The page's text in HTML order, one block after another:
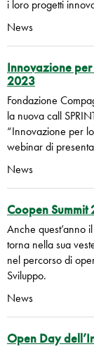
i loro progetti
News
Innovazione
2023
Fondazione
la nuova call
“Innovazione per
webinar di
News
Coopen
Anche quest’anno
torna nella sua
nel percorso di
Sviluppo.
News
Open Day